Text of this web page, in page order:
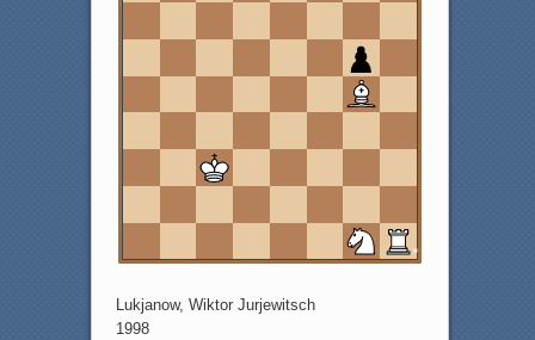
g h
Lukjanow, Wiktor Jurjewitsch
1998